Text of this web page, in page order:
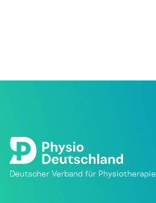
Deutscher Verband für Physiotherapie